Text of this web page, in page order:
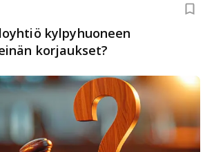
kylpyhuoneen
korjaukset?